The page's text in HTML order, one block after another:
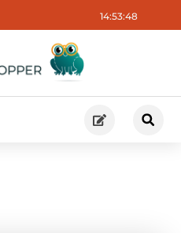
14:53:48